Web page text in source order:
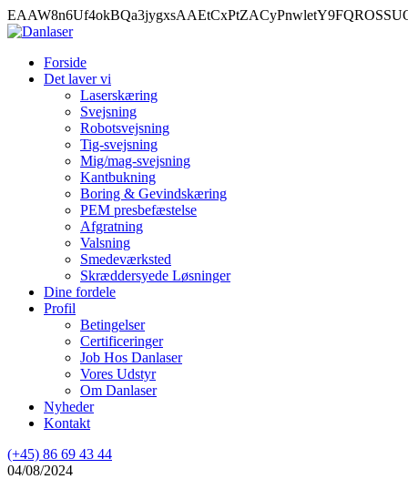
Forside
Det laver vi
Laserskæring
Svejsning
Robotsvejsning
Tig-svejsning
Mig/mag-svejsning
Kantbukning
Boring & Gevindskæring
PEM presbefæstelse
Afgratning
Valsning
Smedeværksted
Skræddersyede Løsninger
Dine fordele
Profil
Betingelser
Certificeringer
Job Hos Danlaser
Vores Udstyr
Om Danlaser
Nyheder
Kontakt
(+45) 86 69 43 44
04/08/2024